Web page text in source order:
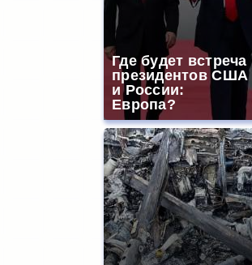
Где будет встреча
президентов США
и России:
Европа?